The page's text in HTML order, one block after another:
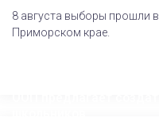
8 августа выборы прошли
Приморском крае.